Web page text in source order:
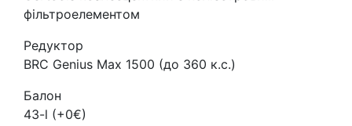
фільтроелементом
Редуктор
BRC Genius Max 1500 (до 360 к.с.)
Балон
43-l (+0€)